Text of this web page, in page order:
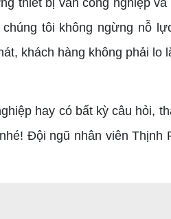
tôi không ngừng nỗ
khách hàng không phải lo
hay có bất kỳ câu hỏi,
Đội ngũ nhân viên Thịnh